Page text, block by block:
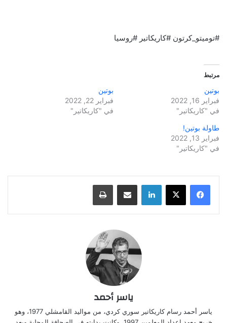
#توميتو_كرتون #كاريكاتير #روسيا
مرتبط
بوتين
فبراير 16, 2022
في "كاريكاتير"
بوتين
فبراير 22, 2022
في "كاريكاتير"
طاولة بوتين!
فبراير 13, 2022
في "كاريكاتير"
لينكدإن مشاركة عبر البريد طباعة
ياسر أحمد
ياسر أحمد رسام كاريكاتير سوري كردي، من مواليد القامشلي 1977، وهو